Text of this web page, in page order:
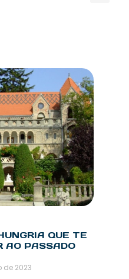
QUE TE
AO PASSADO
de 2023